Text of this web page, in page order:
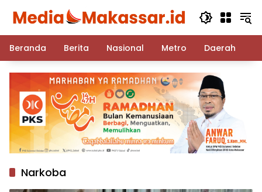
Beranda
Berita Nasional Metro Daerah
Narkoba